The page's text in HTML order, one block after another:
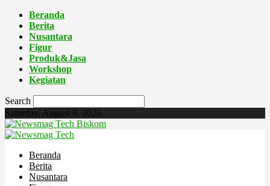
Beranda
Berita
Nusantara
Figur
Produk&Jasa
Workshop
Kegiatan
Search
Saturday, August 8, 2026
Biskom
Beranda
Berita
Nusantara